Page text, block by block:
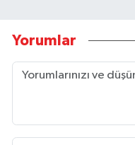
Yorumlar